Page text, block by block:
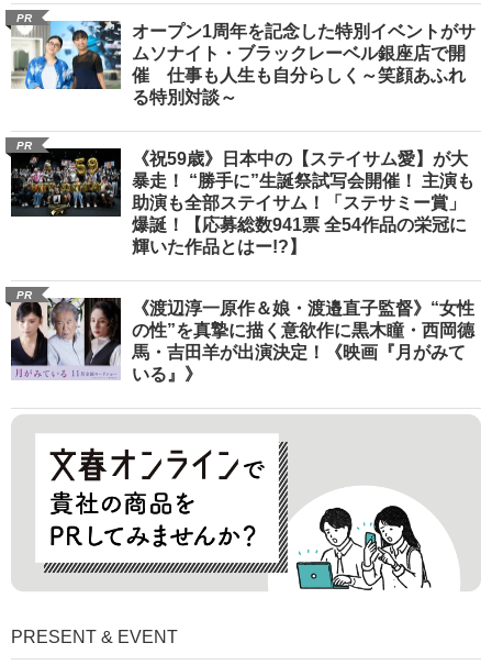
PR
オープン1周年を記念した特別イベントがサ
ムソナイト・ブラックレーベル銀座店で開
催 仕事も人生も自分らしく～笑顔あふれ
る特別対談～
PR
《祝59歳》日本中の【ステイサム愛】が大
暴走！ “勝手に”生誕祭試写会開催！ 主演も
助演も全部ステイサム！「ステサミー賞」
爆誕！【応募総数941票 全54作品の栄冠に
輝いた作品とはー!?】
PR
《渡辺淳一原作＆娘・渡邉直子監督》“女性
の性”を真摯に描く意欲作に黒木瞳・西岡德
馬・吉田羊が出演決定！《映画『月がみて
いる』》
PRESENT & EVENT